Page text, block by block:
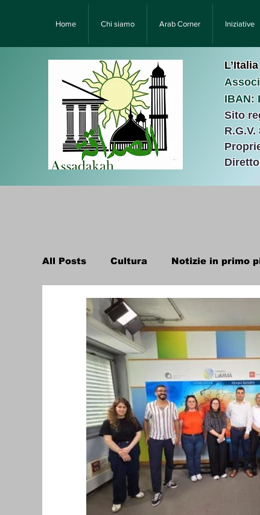
Home Chi siamo Arab Corner Iniziative
IBAN:
Sito
All Posts Cultura Notizie in primo
Նորություններ/Notizie Armene
Migrazione e Rifugiati Sport
Filosofia Mostre Festività
Relazioni Internazionali Conflitti e